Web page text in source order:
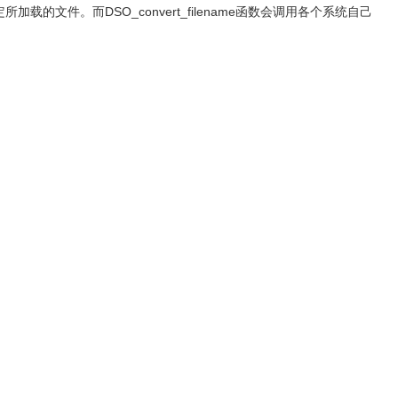
所加载的文件。而DSO_convert_filename函数会调用各个系统自己